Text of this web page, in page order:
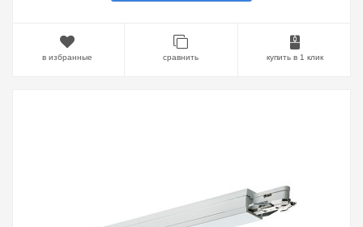
в избранные сравнить купить в 1 клик